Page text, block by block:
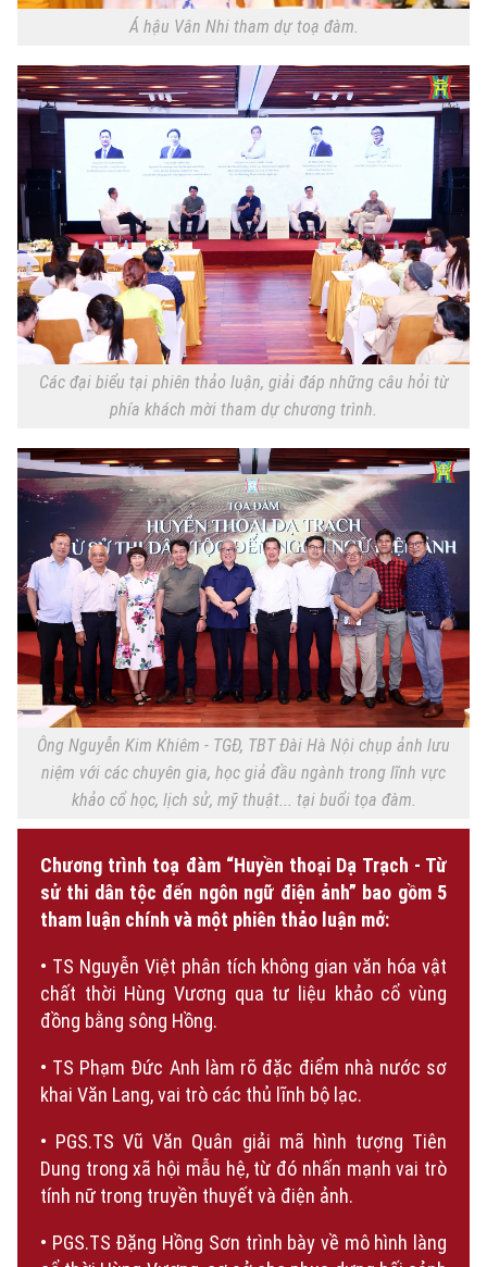
Theo dõi Hà Nội On
Á hậu Vân Nhi tham dự toạ đàm.
Các đại biểu tại phiên thảo luận, giải đáp những câu hỏi từ
phía khách mời tham dự chương trình.
Ông Nguyễn Kim Khiêm - TGĐ, TBT Đài Hà Nội chụp ảnh lưu
niệm với các chuyên gia, học giả đầu ngành trong lĩnh vực
khảo cổ học, lịch sử, mỹ thuật... tại buổi tọa đàm.
Chương trình toạ đàm “Huyền thoại Dạ Trạch - Từ
sử thi dân tộc đến ngôn ngữ điện ảnh” bao gồm 5
tham luận chính và một phiên thảo luận mở:
• TS Nguyễn Việt phân tích không gian văn hóa vật
chất thời Hùng Vương qua tư liệu khảo cổ vùng
đồng bằng sông Hồng.
• TS Phạm Đức Anh làm rõ đặc điểm nhà nước sơ
khai Văn Lang, vai trò các thủ lĩnh bộ lạc.
• PGS.TS Vũ Văn Quân giải mã hình tượng Tiên
Dung trong xã hội mẫu hệ, từ đó nhấn mạnh vai trò
tính nữ trong truyền thuyết và điện ảnh.
• PGS.TS Đặng Hồng Sơn trình bày về mô hình làng